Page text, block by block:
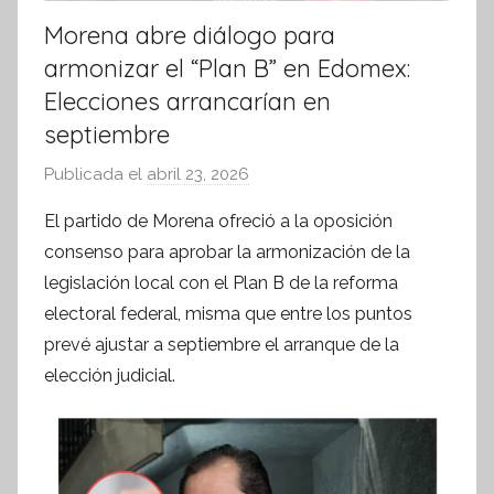
Morena abre diálogo para
armonizar el “Plan B” en Edomex:
Elecciones arrancarían en
septiembre
Publicada el abril 23, 2026
r
S
í
n
t
s
I
El partido de Morena ofreció a la oposición
consenso para aprobar la armonización de la
legislación local con el Plan B de la reforma
electoral federal, misma que entre los puntos
prevé ajustar a septiembre el arranque de la
elección judicial.